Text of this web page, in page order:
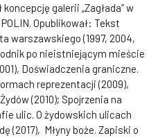
galerii „Zagłada” w
Opublikował: Tekst
warszawskiego (1997, 2004,
po nieistniejącym mieście
Doświadczenia graniczne.
reprezentacji (2009),
(2010); Spojrzenia na
ulic. O żydowskich ulicach
(2017), Młyny boże. Zapiski o